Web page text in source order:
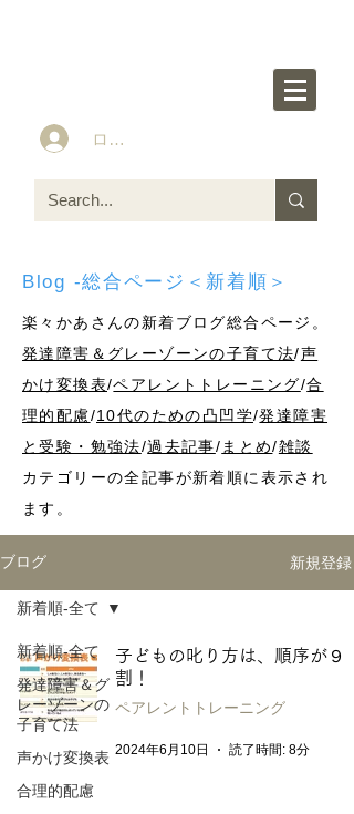
ログイン
Blog -総合ページ＜新着順＞
楽々かあさんの新着ブログ総合ページ。
発達障害＆グレーゾーンの子育て法/声
かけ変換表/ペアレントトレーニング/合
理的配慮/10代のための凸凹学/発達障害
と受験・勉強法/過去記事/ まとめ/雑談
カテゴリーの全記事が新着順に表示され
ます。
ブログ 新規登録
新着順-全て
発達障害＆グ
レーゾーンの
子育て法
声かけ変換表
合理的配慮
新着順-全て
子どもの叱り方は、順序が９
割！
ペアレントトレーニング
2024年6月10日 読了時間: 8分